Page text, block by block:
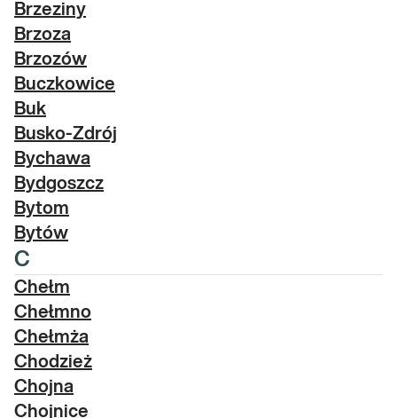
Brzeziny
Brzoza
Brzozów
Buczkowice
Buk
Busko-Zdrój
Bychawa
Bydgoszcz
Bytom
Bytów
C
Chełm
Chełmno
Chełmża
Chodzież
Chojna
Chojnice